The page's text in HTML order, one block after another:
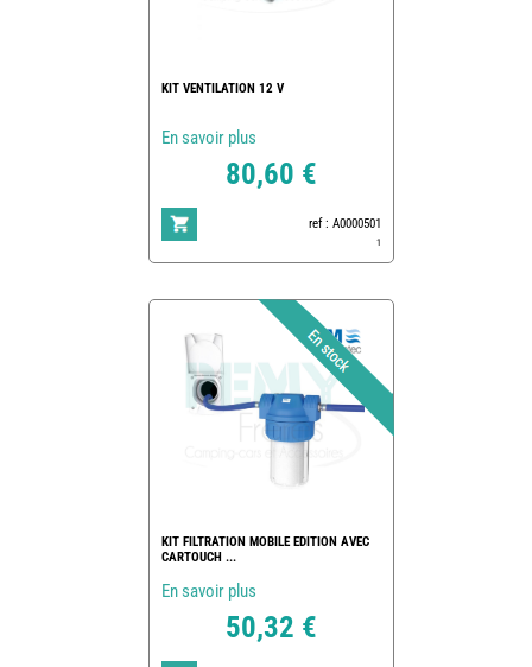
KIT VENTILATION 12 V
En savoir plus
80,60 €
ref : A0000501
1
KIT FILTRATION MOBILE EDITION AVEC
CARTOUCH ...
En savoir plus
50,32 €